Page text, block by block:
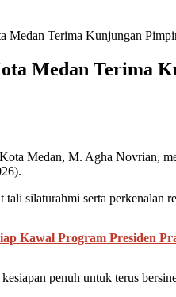
Medan Terima Kunjungan
Medan Terima
Medan, M. Agha Novrian,
tali silaturahmi serta
Kawal Program Presiden
penuh untuk terus